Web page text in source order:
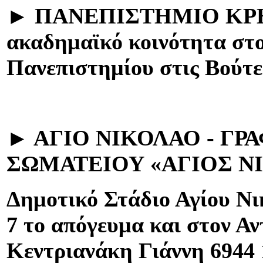
► ΠΑΝΕΠΙΣΤΗΜΙΟ
ακαδημαϊκό κοινότητα
Πανεπιστημίου στις
► ΑΓΙΟ ΝΙΚΟΛΑΟ -
ΣΩΜΑΤΕΙΟΥ «ΑΓΙΟΣ
Δημοτικό Στάδιο Αγίου
7 το απόγευμα και στον
Κεντριανάκη Γιάννη 6944